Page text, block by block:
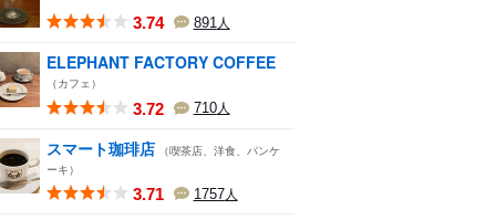
3.74 891 人
ELEPHANT FACTORY COFFEE
（カフェ）
3.72 710人
スマート珈琲店 （喫茶店、洋食、パンケ
ーキ）
3.71 1757人